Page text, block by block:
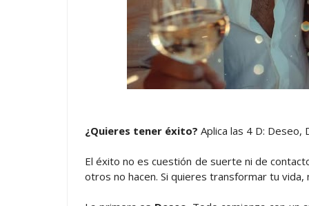
¿Quieres tener éxito? Aplica las 4 D: Deseo,
El éxito no es cuestión de suerte ni de
otros no hacen. Si quieres transformar tu vida,